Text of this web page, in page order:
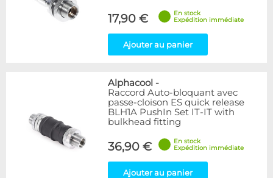
17,90 €
En stock
Expédition immédiate
Ajouter au panier
Alphacool -
Raccord Auto-bloquant avec
passe-cloison ES quick release
BLH1A PushIn Set IT-IT with
bulkhead fitting
36,90 €
En stock
Expédition immédiate
Ajouter au panier